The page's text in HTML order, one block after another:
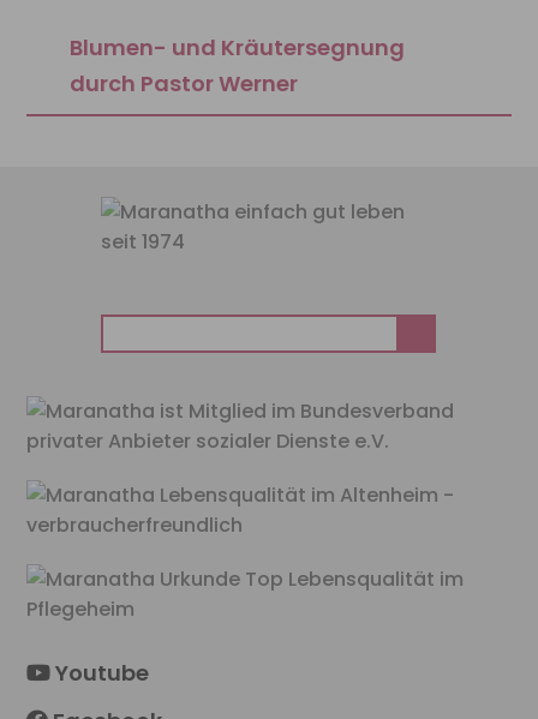
Blumen- und Kräutersegnung
durch Pastor Werner
nach:
Youtube